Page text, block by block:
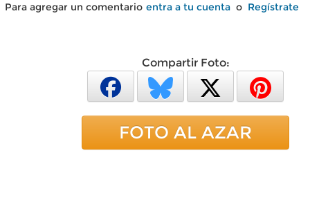
Para agregar un comentario entra a tu cuenta o Regístrate
Compartir Foto:
FOTO AL AZAR